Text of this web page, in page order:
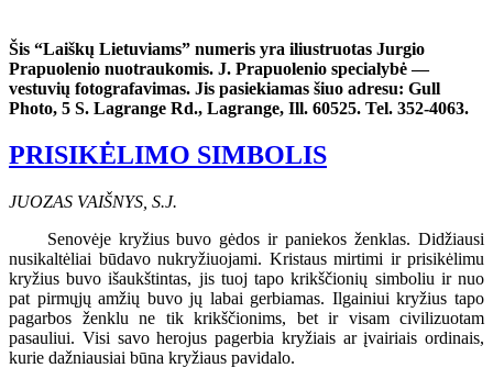
Šis “Laiškų Lietuviams” numeris yra iliustruotas Jurgio
Prapuolenio nuotraukomis. J. Prapuolenio specialybė —
vestuvių fotografavimas. Jis pasiekiamas šiuo adresu: Gull
Photo, 5 S. Lagrange Rd., Lagrange, Ill. 60525. Tel. 352-4063.
PRISIKĖLIMO SIMBOLIS
JUOZAS VAIŠNYS, S.J.
Senovėje kryžius buvo gėdos ir paniekos ženklas. Didžiausi
nusikaltėliai būdavo nukryžiuojami. Kristaus mirtimi ir prisikėlimu
kryžius buvo išaukštintas, jis tuoj tapo krikščionių simboliu ir nuo
pat pirmųjų amžių buvo jų labai gerbiamas. Ilgainiui kryžius tapo
pagarbos ženklu ne tik krikščionims, bet ir visam civilizuotam
pasauliui. Visi savo herojus pagerbia kryžiais ar įvairiais ordinais,
kurie dažniausiai būna kryžiaus pavidalo.